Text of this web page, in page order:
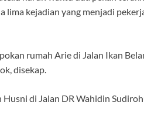
lima kejadian yang menjadi
rumah Arie di Jalan Ikan
disekap.
Husni di Jalan DR Wahidin